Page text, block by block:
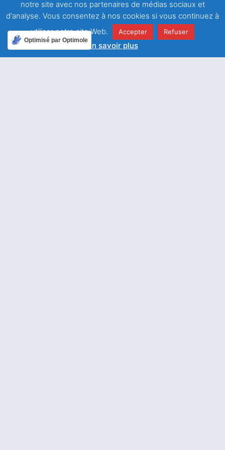
notre site avec nos partenaires de médias sociaux et
d'analyse. Vous consentez à nos cookies si vous continuez à
utiliser notre site Web.
Accepter Refuser
En savoir plus
Optimisé par Optimole